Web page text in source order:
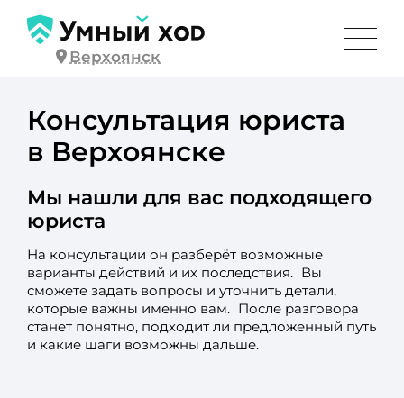
Верхоянск
Консультация юриста
в Верхоянске
Мы нашли для вас подходящего
юриста
На консультации он разберёт возможные
варианты действий и их последствия. Вы
сможете задать вопросы и уточнить детали,
которые важны именно вам. После разговора
станет понятно, подходит ли предложенный путь
и какие шаги возможны дальше.